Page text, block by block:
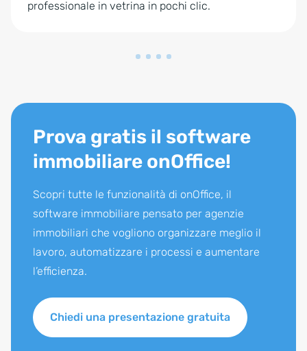
professionale in vetrina in pochi clic.
Prova gratis il software
immobiliare onOffice!
Scopri tutte le funzionalità di onOffice, il
software immobiliare pensato per agenzie
immobiliari che vogliono organizzare meglio il
lavoro, automatizzare i processi e aumentare
l’efficienza.
Chiedi una presentazione gratuita